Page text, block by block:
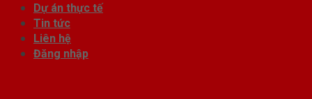
Dự án thực tế
Tin tức
Liên hệ
Đăng nhập